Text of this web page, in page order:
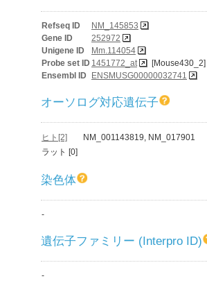
Refseq ID
NM_145853
Gene ID
252972
Unigene ID
Mm.114054
Probe set ID 1451772_at
[Mouse430_2]
Ensembl ID
ENSMUSG00000032741
オーソログ対応遺伝子
ヒト[2]
NM_001143819, NM_017901
ラット [0]
染色体
-
遺伝子ファミリー (Interpro ID)
-